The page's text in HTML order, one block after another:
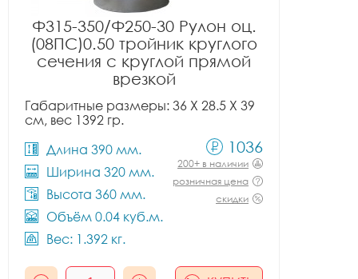
Ф315-350/Ф250-30 Рулон оц.
(08ПС)0.50 тройник круглого
сечения с круглой прямой
врезкой
Габаритные размеры: 36 X 28.5 X 39
см, вес 1392 гр.
Длина 390 мм.
Ширина 320 мм.
Высота 360 мм.
Объём 0.04 куб.м.
Вес: 1.392 кг.
1036
200+ в наличии
розничная цена
скидки